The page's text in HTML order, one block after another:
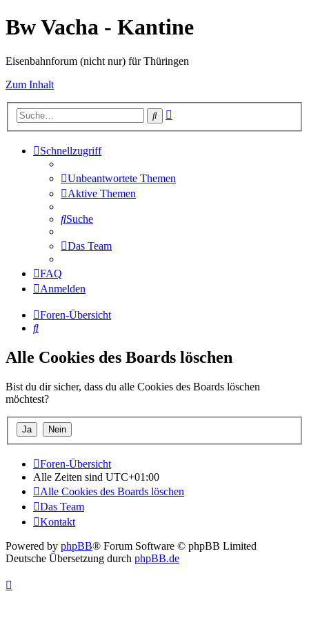
Bw Vacha - Kantine
Eisenbahnforum (nicht nur) für Thüringen
Zum Inhalt
Suche
Schnellzugriff
Unbeantwortete Themen
Aktive Themen
Suche
Das Team
FAQ
Anmelden
Foren-Übersicht
Suche
Alle Cookies des Boards löschen
Bist du dir sicher, dass du alle Cookies des Boards löschen
möchtest?
Foren-Übersicht
Alle Zeiten sind UTC+01:00
Alle Cookies des Boards löschen
Das Team
Kontakt
Powered by phpBB® Forum Software © phpBB Limited
Deutsche Übersetzung durch phpBB.de